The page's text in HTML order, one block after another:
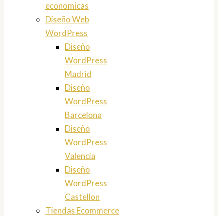
economicas
Diseño Web
WordPress
Diseño
WordPress
Madrid
Diseño
WordPress
Barcelona
Diseño
WordPress
Valencia
Diseño
WordPress
Castellon
Tiendas Ecommerce